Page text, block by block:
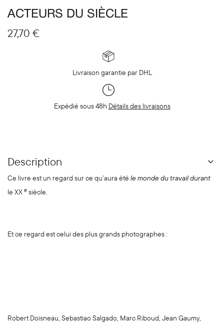
ACTEURS DU SIÈCLE
27,70 €
Livraison garantie par DHL
Expédié sous 48h Détails des livraisons
Description
Ce livre est un regard sur ce qu’aura été le monde du travail durant
le XX e siècle.
Et ce regard est celui des plus grands photographes :
Robert Doisneau, Sebastiao Salgado, Marc Riboud, Jean Gaumy,